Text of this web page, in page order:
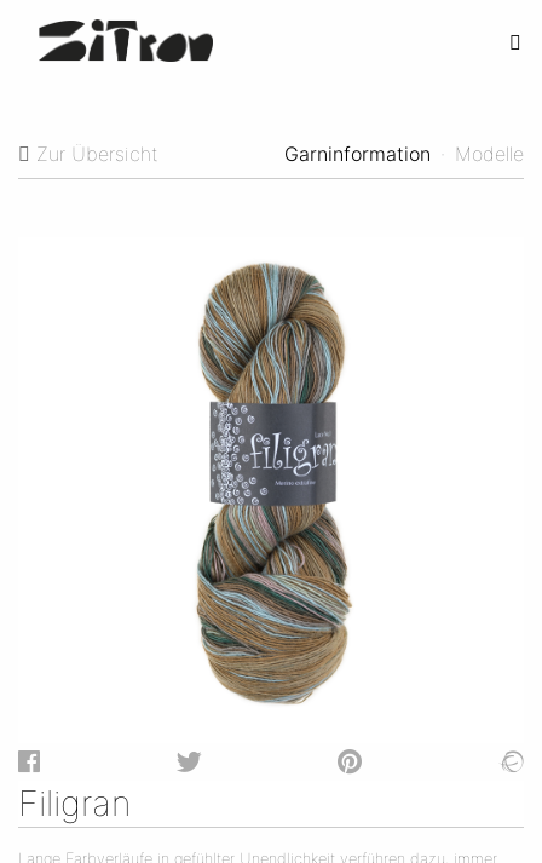
Zur Übersicht Garninformation · Modelle
Filigran
Lange Farbverläufe in gefühlter Unendlichkeit verführen dazu, immer